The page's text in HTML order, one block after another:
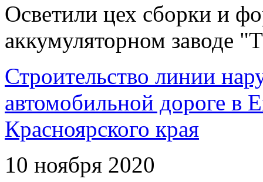
Осветили цех сборки и
аккумуляторном заводе
Строительство линии
автомобильной дороге в
Красноярского края
10 ноября 2020